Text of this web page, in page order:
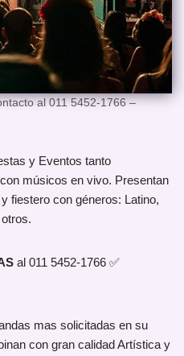
al 011 5452-1766 –
y Eventos tanto
músicos en vivo. Presentan
fiestero con géneros: Latino,
al 011 5452-1766 ✅
mas solicitadas en su
con gran calidad Artística y